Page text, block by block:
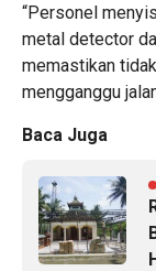
“Personel
metal detector
memastikan
mengganggu
Baca Juga